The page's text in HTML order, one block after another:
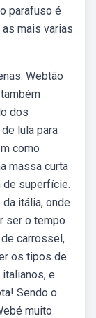
parafuso é
mais varias
Webtão
dos
lula para
como
massa curta
de superfície.
itália, onde
ser o tempo
carrossel,
os tipos de
e
Sendo o
muito